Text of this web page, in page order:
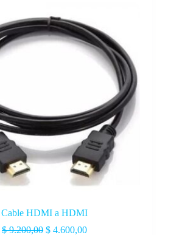
Cable HDMI a HDMI
$9.200,00 $ 4.600,00